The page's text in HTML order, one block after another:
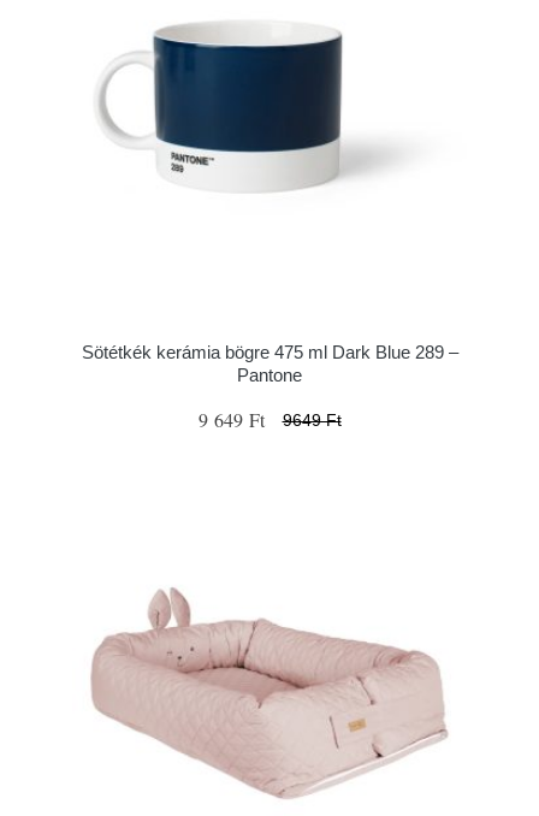
Sötétkék kerámia bögre 475 ml Dark Blue 289 –
Pantone
9 649 Ft 9649 Ft